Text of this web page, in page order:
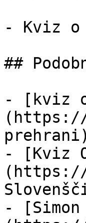
- Kviz o
##
- [kviz
- [Kviz
-